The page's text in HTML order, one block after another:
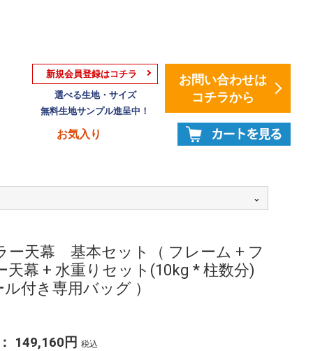
新規会員登録はコチラ
選べる生地・サイズ
無料生地サンプル進呈中！
お問い合わせは
コチラから
お気入り
ー天幕 基本セット（ フレーム + フ
天幕 + 水重りセット(10kg * 柱数分)
付き専用バッグ ）
149,160 円 税込